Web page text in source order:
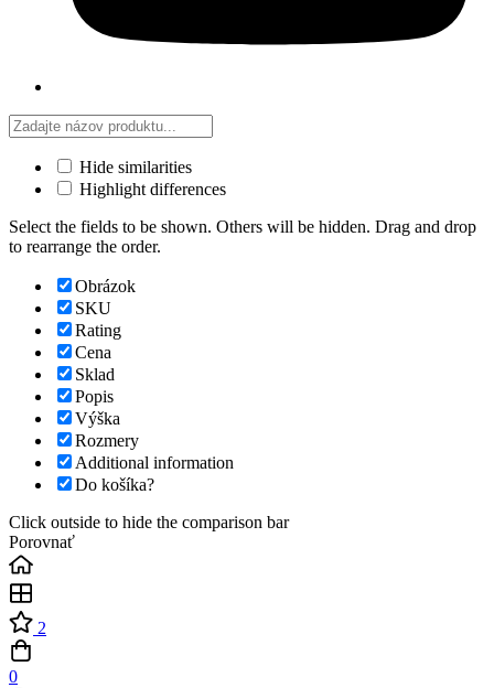
Hide similarities
Highlight differences
Select the fields to be shown. Others will be hidden. Drag and drop
to rearrange the order.
Obrázok
SKU
Rating
Cena
Sklad
Popis
Výška
Rozmery
Additional information
Do košíka?
Click outside to hide the comparison bar
Porovnať
2
0